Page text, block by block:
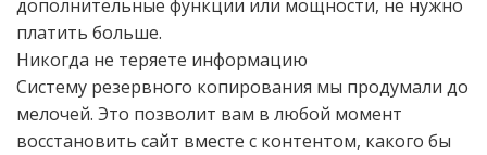
дополнительные функции или мощности, не нужно
платить больше.
Никогда не теряете информацию
Систему резервного копирования мы продумали до
мелочей. Это позволит вам в любой момент
восстановить сайт вместе с контентом, какого бы